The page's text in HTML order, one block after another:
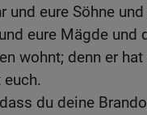
und eure Söhne
eure Mägde und
wohnt; denn er
du deine